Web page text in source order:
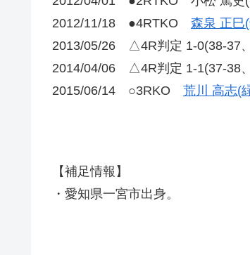
2012/11/18 ●4RTKO 森泉 正巳
2013/05/26 △4R判定 1-0(38-37
2014/04/06 △4R判定 1-1(37-38
2015/06/14 ○3RKO 荒川 高志(
【補足情報】
・愛知県一宮市出身。